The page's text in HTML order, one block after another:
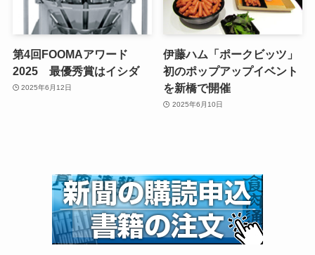
第4回FOOMAアワード
2025 最優秀賞はイシダ
2025年6月12日
伊藤ハム「ポークビッツ」
初のポップアップイベント
を新橋で開催
2025年6月10日